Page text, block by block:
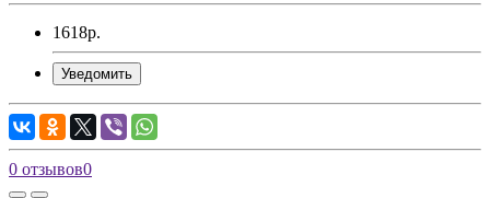
1618р.
Уведомить
0 отзывов0